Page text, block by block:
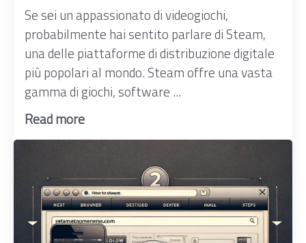
Se sei un appassionato di videogiochi,
probabilmente hai sentito parlare di Steam,
una delle piattaforme di distribuzione digitale
più popolari al mondo. Steam offre una vasta
gamma di giochi, software ...
Read more